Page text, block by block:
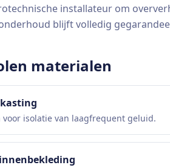
installateur om
blijft volledig
materialen
voor isolatie van laagfrequent geluid.